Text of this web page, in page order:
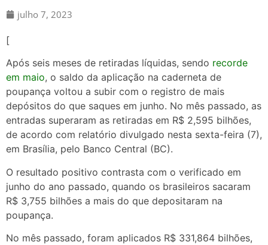
julho 7, 2023
[
Após seis meses de retiradas líquidas, sendo recorde
em maio, o saldo da aplicação na caderneta de
poupança voltou a subir com o registro de mais
depósitos do que saques em junho. No mês passado, as
entradas superaram as retiradas em R$ 2,595 bilhões,
de acordo com relatório divulgado nesta sexta-feira (7),
em Brasília, pelo Banco Central (BC).
O resultado positivo contrasta com o verificado em
junho do ano passado, quando os brasileiros sacaram
R$ 3,755 bilhões a mais do que depositaram na
poupança.
No mês passado, foram aplicados R$ 331,864 bilhões,